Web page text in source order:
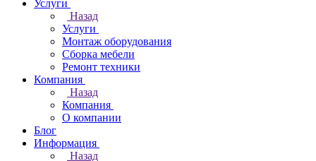
Услуги
Назад
Услуги
Монтаж оборудования
Сборка мебели
Ремонт техники
Компания
Назад
Компания
О компании
Блог
Информация
Назад